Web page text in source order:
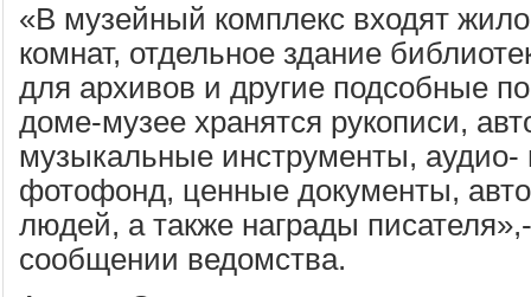
«В музейный комплекс входят
комнат, отдельное здание
для архивов и другие подсобные
доме-музее хранятся рукописи,
музыкальные инструменты, аудио-
фотофонд, ценные документы,
людей, а также награды
сообщении ведомства.